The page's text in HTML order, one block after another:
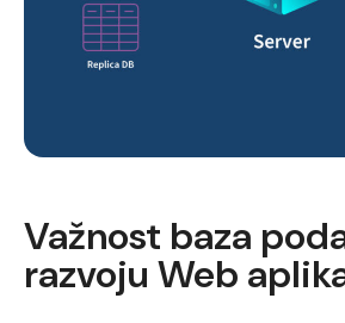
Važnost baza
razvoju Web